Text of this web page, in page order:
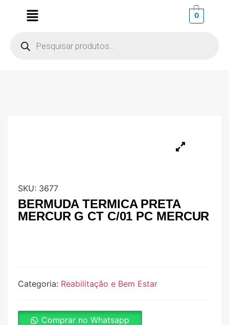
0
SKU: 3677
BERMUDA TERMICA PRETA
MERCUR G CT C/01 PC MERCUR
Categoria: Reabilitação e Bem Estar
Comprar no Whatsapp